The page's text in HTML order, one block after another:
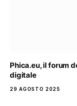
Phica.eu, il forum
digitale
29 AGOSTO 2025